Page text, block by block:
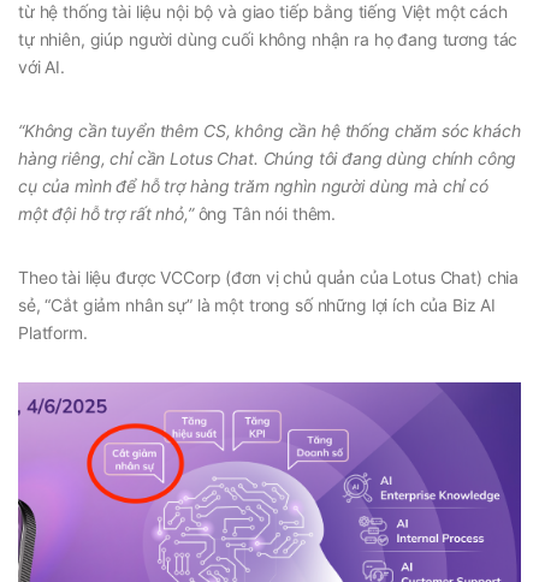
từ hệ thống tài liệu nội bộ và giao tiếp bằng tiếng Việt một cách
tự nhiên, giúp người dùng cuối không nhận ra họ đang tương tác
với AI.
“Không cần tuyển thêm CS, không cần hệ thống chăm sóc khách
hàng riêng, chỉ cần Lotus Chat. Chúng tôi đang dùng chính công
cụ của mình để hỗ trợ hàng trăm nghìn người dùng mà chỉ có
một đội hỗ trợ rất nhỏ,”ông Tân nói thêm.
Theo tài liệu được VCCorp (đơn vị chủ quản của Lotus Chat) chia
sẻ, “Cắt giảm nhân sự” là một trong số những lợi ích của Biz AI
Platform.